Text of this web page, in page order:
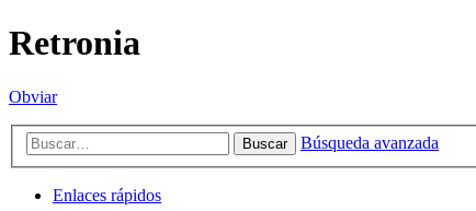
Retronia
Obviar
Buscar Búsqueda avanzada
Enlaces rápidos